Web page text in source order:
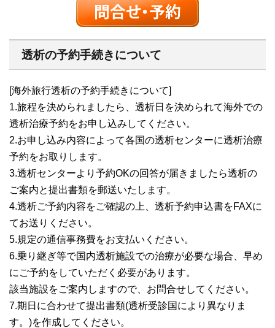
透析の予約手続きについて
[海外旅行透析の予約手続きについて]
1.旅程を決められましたら、透析日を決められて海外での
透析治療予約をお申し込みしてください。
2.お申し込み内容によって各国の透析センターに透析治療
予約をお取りします。
3.透析センターより予約OKの回答が届きましたら透析の
ご案内と提出書類を郵送いたします。
4.透析ご予約内容をご確認の上、透析予約申込書をFAXに
てお送りください。
5.規定の通信事務費をお支払いください。
6.乗り継ぎ等で国内透析施設での治療が必要な場合、早め
にご予約をしていただく必要があります。
該当施設をご案内しますので、お問合せしてください。
7.期日に合わせて提出書類(透析受診国により異なりま
す。)を作成してください。